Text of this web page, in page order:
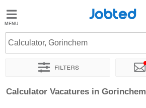
Jobted
Vacatures
Salarissen
Jobted
Calculator, Gorinchem
Filters
Sorteer op Exacte locatie Bedrijf
Calculator Vacatures in Gorinchem